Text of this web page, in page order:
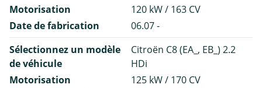
Motorisation
120 kW / 163 CV
Date de fabrication
06.07 -
Sélectionnez un modèle
de véhicule
Citroën C8 (EA_, EB_) 2.2
HDi
Motorisation
125 kW / 170 CV